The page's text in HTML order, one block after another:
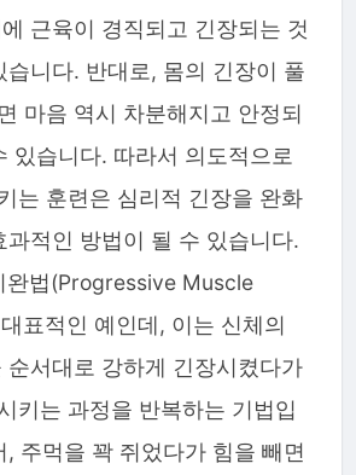
근육이 경직되고 긴장되는 것
습니다. 반대로, 몸의 긴장이 풀
마음 역시 차분해지고 안정되
있습니다. 따라서 의도적으로
는 훈련은 심리적 긴장을 완화
과적인 방법이 될 수 있습니다.
완법(Progressive Muscle
표적인 예인데, 이는 신체의
순서대로 강하게 긴장시켰다가
키는 과정을 반복하는 기법입
, 주먹을 꽉 쥐었다가 힘을 빼면